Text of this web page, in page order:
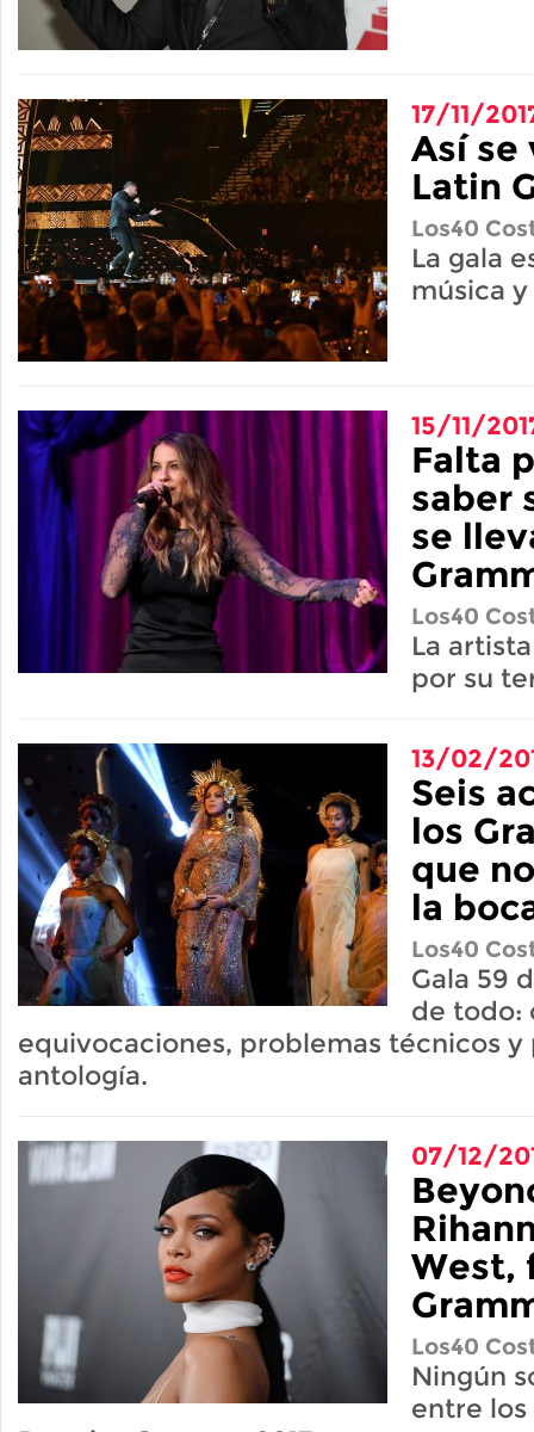
17/11/
Así se
Latin
Los40
La gala
música
15/11/
Falta
saber
se
Los40
La
por su
13/02/
Seis
los
que
la
Los40
Gala 59
de todo:
equivocaciones, problemas técnicos
antología.
07/12/
West,
Los40
Ningún
entre los